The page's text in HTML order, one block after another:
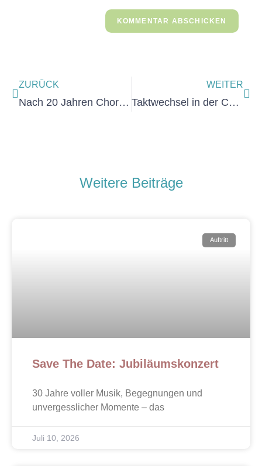
ZURÜCK
Nach 20 Jahren Chorleitung: Abschied von Dana Drechsel
WEITER
Taktwechsel in der Chorleitung: Maurice Abzug stellt sich vor
Weitere Beiträge
Auftritt
Save The Date: Jubiläumskonzert
30 Jahre voller Musik, Begegnungen und
unvergesslicher Momente – das
Juli 10, 2026